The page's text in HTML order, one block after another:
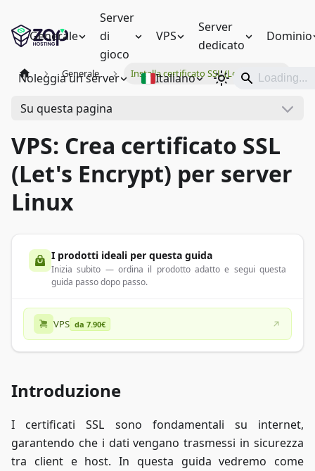
Generale
Server
di
gioco
VPS
Server
dedicato
Dominio
Noleggia un server Italiano
Generale Installa certificato SSL (Let's Encrypt)
Su questa pagina
VPS: Crea certificato SSL
(Let's Encrypt) per server
Linux
I prodotti ideali per questa guida
Inizia subito — ordina il prodotto adatto e segui questa
guida passo dopo passo.
VPS da 7.90€
Introduzione
I certificati SSL sono fondamentali su internet,
garantendo che i dati vengano trasmessi in sicurezza
tra client e host. In questa guida vedremo come